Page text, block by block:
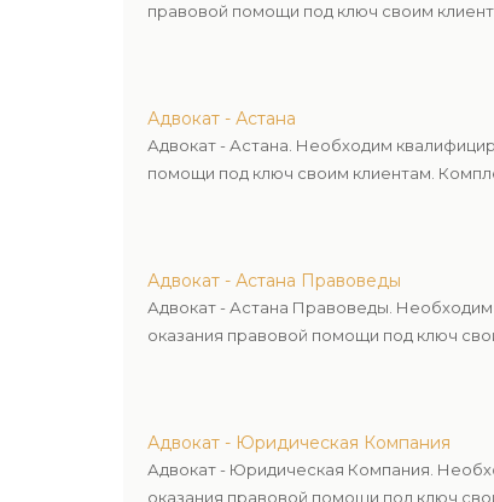
правовой помощи под ключ своим
Адвокат - Астана
Адвокат - Астана. Необходим
помощи под ключ своим клиентам.
Адвокат - Астана Правоведы
Адвокат - Астана Правоведы.
оказания правовой помощи под ключ
Адвокат - Юридическая Компания
Адвокат - Юридическая Компания.
оказания правовой помощи под ключ